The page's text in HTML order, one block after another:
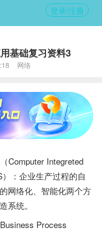
登录/注册
基础复习资料3
网络
Integreted
：企业生产过程的自
网络化、智能化两个方
系统。
Process